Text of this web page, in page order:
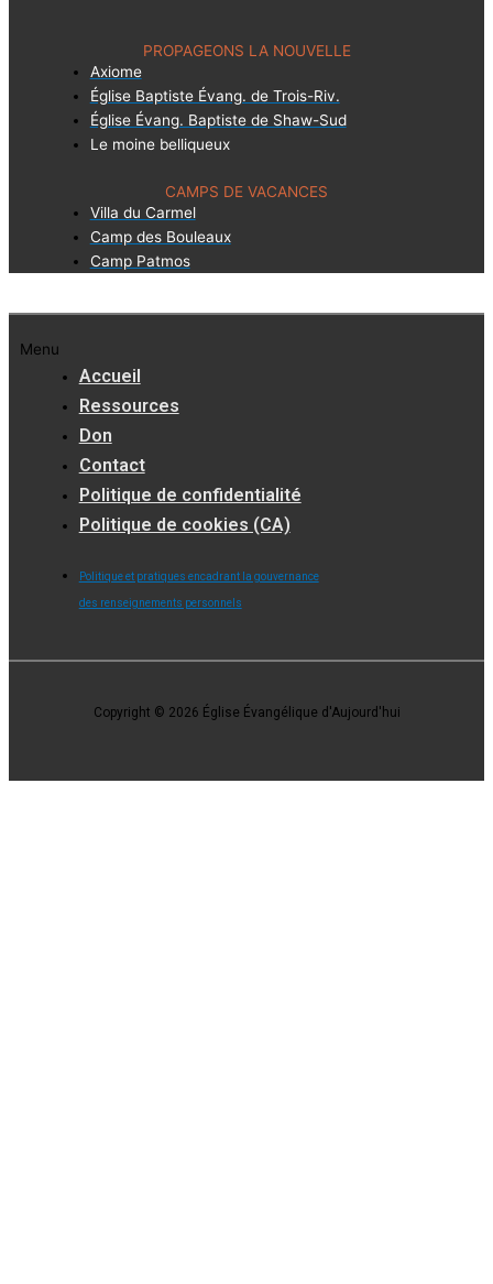
PROPAGEONS LA NOUVELLE
Axiome
Église Baptiste Évang. de Trois-Riv.
Église Évang. Baptiste de Shaw-Sud
Le moine belliqueux
CAMPS DE VACANCES
Villa du Carmel
Camp des Bouleaux
Camp Patmos
Menu
Accueil
Ressources
Don
Contact
Politique de confidentialité
Politique de cookies (CA)
Politique et pratiques encadrant la gouvernance
des renseignements personnels
Copyright © 2026 Église Évangélique d'Aujourd'hui